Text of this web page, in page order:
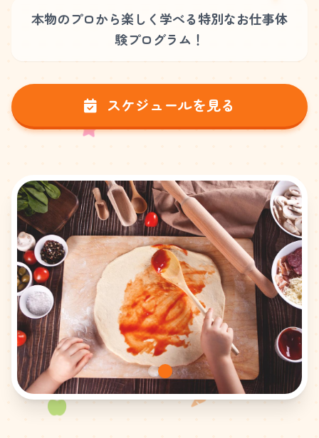
本物のプロから楽しく学べる特別なお仕事体
験プログラム！
スケジュールを見る